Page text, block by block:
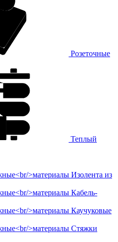
Розеточные
Теплый
Изолента из
Кабель-
Каучуковые
Стяжки